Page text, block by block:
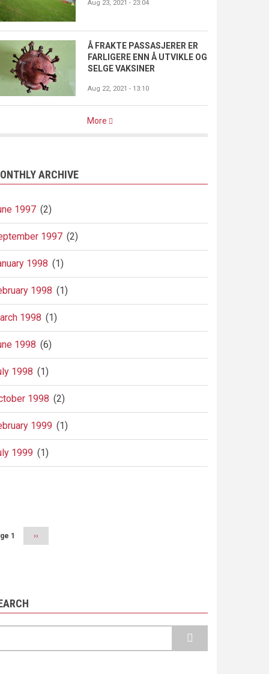
Aug 23, 2021 - 23:04
Å FRAKTE PASSASJERER ER
FARLIGERE ENN Å UTVIKLE OG
SELGE VAKSINER
Aug 22, 2021 - 13:10
More
ARCHIVE
1997 (2)
1997 (2)
1998 (1)
1998 (1)
1998 (1)
1998 (6)
1998 (1)
1998 (2)
1999 (1)
1999 (1)
1
Next
page
››